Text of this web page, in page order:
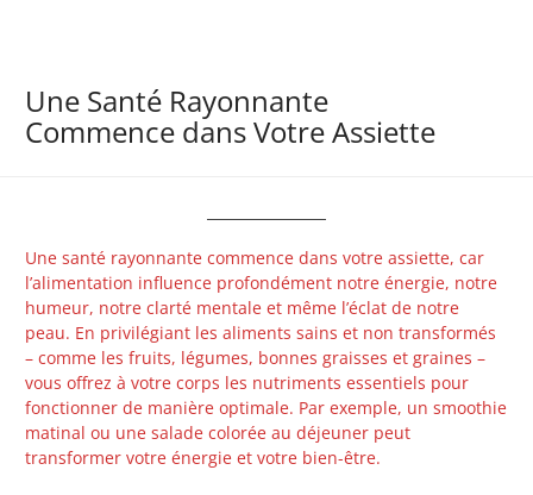
Une Santé Rayonnante
Commence dans Votre Assiette
Une santé rayonnante commence dans votre assiette, car
l’alimentation influence profondément notre énergie, notre
humeur, notre clarté mentale et même l’éclat de notre
peau. En privilégiant les aliments sains et non transformés
– comme les fruits, légumes, bonnes graisses et graines –
vous offrez à votre corps les nutriments essentiels pour
fonctionner de manière optimale. Par exemple, un smoothie
matinal ou une salade colorée au déjeuner peut
transformer votre énergie et votre bien-être.